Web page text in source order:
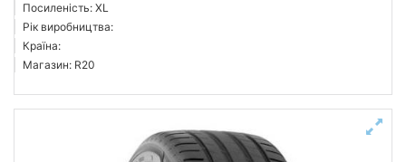
Посиленість: XL
Рік виробництва:
Країна:
Магазин: R20